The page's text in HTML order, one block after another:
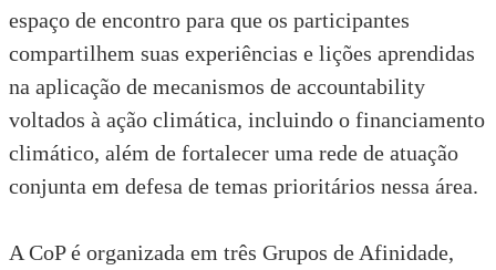
espaço de encontro para que os participantes
compartilhem suas experiências e lições aprendidas
na aplicação de mecanismos de accountability
voltados à ação climática, incluindo o financiamento
climático, além de fortalecer uma rede de atuação
conjunta em defesa de temas prioritários nessa área.
A CoP é organizada em três Grupos de Afinidade,